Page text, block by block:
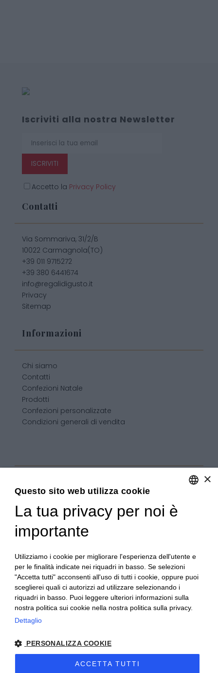
Iscriviti alla nostra Newsletter
ISCRIVITI
Accetto la Privacy Policy
Contatti
Via Sommariva, 31/2/B
10022 Carmagnola(TO)
+39 011 9715272
+39 380 6441674
info@regalidigusto.it
Privacy
Sitemap
Informazioni
Chi siamo
Contatti
Confezioni Natale
Prodotti
Confezioni personalizzate
Condizioni generali di vendita
Copyright 2020© Regali Digusto è un marchio di Olio
Becchis di Becchis Danilo - Via Sommariva, 31/2/B -
10022 Carmagnola (TO) - PIVA 07980320019
×
Questo sito web utilizza cookie
La tua privacy per noi è
importante
Utilizziamo i cookie per migliorare l'esperienza dell'utente e
per le finalità indicate nei riquadri in basso. Se selezioni
"Accetta tutti" acconsenti all'uso di tutti i cookie, oppure puoi
sceglierei quali ci autorizzi ad utilizzare selezionando i
riquadri in basso. Puoi leggere ulteriori informazioni sulla
nostra politica sui cookie nella nostra politica sulla privacy.
Dettaglio
PERSONALIZZA COOKIE
ACCETTA TUTTI